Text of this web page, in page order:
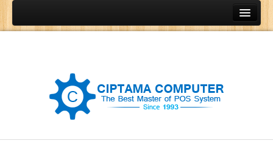
Home
Program Kasir
Program Restoran
Program Retail
Program Grosir